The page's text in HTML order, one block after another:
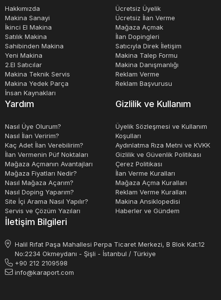
bu da üretim sürecini hızlandırır ve maliyetleri düşürür.
Ayrıca, kauçuk pres tezgahları, üretim sürecinde
kauçuğun daha az atılmasına yardımcı olabilir, bu da
malzeme maliyetlerini düşürür.
Sonuç olarak, kauçuk pres tezgahları, kauçuğun şekil
verilmesi ve kalıplanması için kritik bir araçtır. Endüstriyel
ve dayanıklı kauçuk parçaların üretimi için idealdirler.
Hakkımızda
Makina Sanayi
İkinci El Makina
Satılık Makina
Sahibinden Makina
Yeni Makina
2.El Satıcılar
Makina Teknik Servis
Makina Yedek Parça
İnsan Kaynakları
Ücretsiz Üyelik
Ücretsiz İlan Verme
Mağaza Açmak
İlan Dopingleri
Satıcıyla Direk İletişim
Makina Talep Formu
Makina Danışmanlığı
Reklam Verme
Reklam Başvurusu
Yardım
Nasıl Üye Olurum?
Nasıl İlan Veririm?
Kaç Adet İlan Verebilirim?
İlan Vermenin Püf Noktaları
Mağaza Açmanın Avantajları
Mağaza Fiyatları Nedir?
Nasıl Mağaza Açarım?
Nasıl Doping Yaparım?
Site İçi Arama Nasıl Yapılır?
Servis ve Çözüm Yazıları
Gizlilik ve Kullanım
Üyelik Sözleşmesi ve Kullanım
Koşulları
Aydınlatma Rıza Metni ve KVKK
Gizlilik ve Güvenlik Politikası
Çerez Politikası
İlan Verme Kuralları
Mağaza Açma Kuralları
Reklam Verme Kuralları
Makina Ansiklopedisi
Haberler ve Gündem
İletişim Bilgileri
Halil Rıfat Paşa Mahallesi Perpa Ticaret Merkezi, B Blok Kat:12
No:2234 Okmeydanı - Şişli - İstanbul / Türkiye
+90 212 2109598
info@karaport.com